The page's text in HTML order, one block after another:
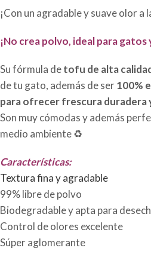
¡Con un agradable y suave olor a
¡No crea polvo, ideal para
Su fórmula detofu de alta
de tu gato, además de ser100%
para ofrecer frescura duradera
Son muy cómodas y además
medio ambiente ♻
Características:
Textura fina y agradable
99% libre de polvo
Biodegradable y apta para
Control de olores excelente
Súper aglomerante